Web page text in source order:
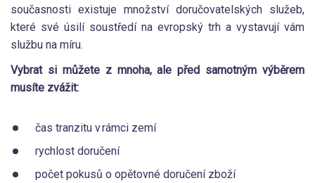
současnosti existuje množství doručovatelských služeb,
které své úsilí soustředí na evropský trh a vystavují vám
službu na míru.
Vybrat si můžete z mnoha, ale před samotným výběrem
musíte zvážit:
čas tranzitu v rámci zemí
rychlost doručení
počet pokusů o opětovné doručení zboží